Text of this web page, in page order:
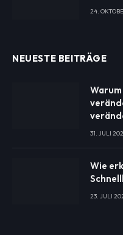
24.
NEUESTE BEITRÄGE
31. JULI
Wie
23. JULI